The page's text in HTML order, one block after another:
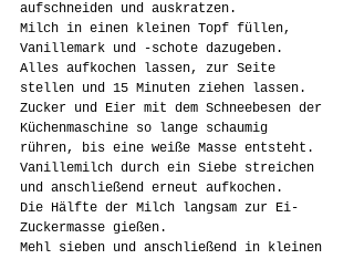
aufschneiden und auskratzen.
Milch in einen kleinen Topf füllen,
Vanillemark und -schote dazugeben.
Alles aufkochen lassen, zur Seite
stellen und 15 Minuten ziehen lassen.
Zucker und Eier mit dem Schneebesen der
Küchenmaschine so lange schaumig
rühren, bis eine weiße Masse entsteht.
Vanillemilch durch ein Siebe streichen
und anschließend erneut aufkochen.
Die Hälfte der Milch langsam zur Ei-
Zuckermasse gießen.
Mehl sieben und anschließend in kleinen